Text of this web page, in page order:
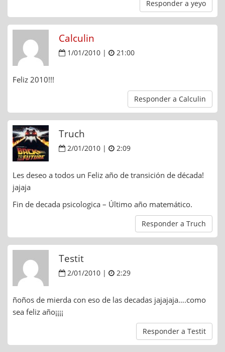
Responder a yeyo
Calculin
1/01/2010 | 21:00
Feliz 2010!!!
Responder a Calculin
Truch
2/01/2010 | 2:09
Les deseo a todos un Feliz año de transición de década!
jajaja
Fin de decada psicologica – Último año matemático.
Responder a Truch
Testit
2/01/2010 | 2:29
ñoños de mierda con eso de las decadas jajajaja….como
sea feliz año¡¡¡¡
Responder a Testit